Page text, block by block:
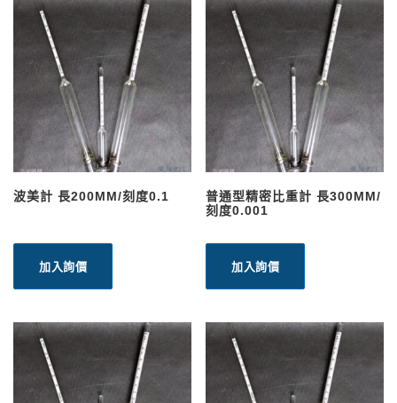
波美計 長200MM/刻度0.1
加入詢價
普通型精密比重計 長300MM/
刻度0.001
加入詢價